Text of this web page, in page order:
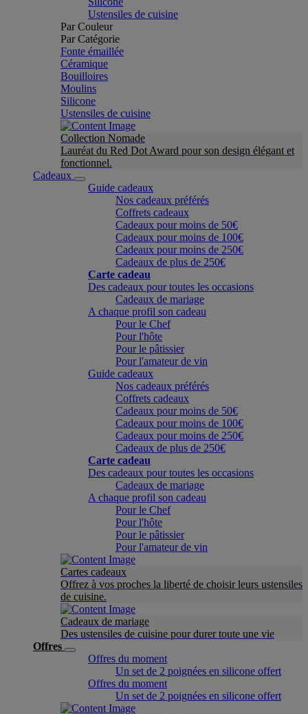
Ustensiles de cuisine
Par Couleur
Par Catégorie
Fonte émaillée
Céramique
Bouilloires
Moulins
Silicone
Ustensiles de cuisine
Collection Nomade
Lauréat du Red Dot Award pour son design élégant et
fonctionnel.
Cadeaux
Guide cadeaux
Nos cadeaux préférés
Coffrets cadeaux
Cadeaux pour moins de 50€
Cadeaux pour moins de 100€
Cadeaux pour moins de 250€
Cadeaux de plus de 250€
Carte cadeau
Des cadeaux pour toutes les occasions
Cadeaux de mariage
A chaque profil son cadeau
Pour le Chef
Pour l'hôte
Pour le pâtissier
Pour l'amateur de vin
Guide cadeaux
Nos cadeaux préférés
Coffrets cadeaux
Cadeaux pour moins de 50€
Cadeaux pour moins de 100€
Cadeaux pour moins de 250€
Cadeaux de plus de 250€
Carte cadeau
Des cadeaux pour toutes les occasions
Cadeaux de mariage
A chaque profil son cadeau
Pour le Chef
Pour l'hôte
Pour le pâtissier
Pour l'amateur de vin
Cartes cadeaux
Offrez à vos proches la liberté de choisir leurs ustensiles
de cuisine.
Cadeaux de mariage
Des ustensiles de cuisine pour durer toute une vie
Offres
Offres du moment
Un set de 2 poignées en silicone offert
Offres du moment
Un set de 2 poignées en silicone offert